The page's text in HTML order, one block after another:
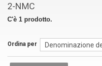
2-NMC
C'è 1 prodotto.
Ordina per